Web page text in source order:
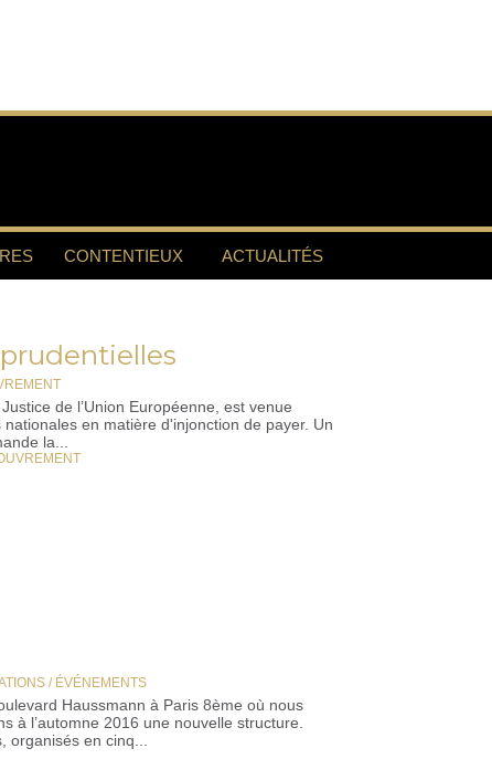
CONTENTIEUX ACTUALITÉS
de l’Union Européenne, est venue
en matière d'injonction de payer. Un
la...
/ ÉVÉNEMENTS
Haussmann à Paris 8ème où nous
à l’automne 2016 une nouvelle structure.
en cinq...